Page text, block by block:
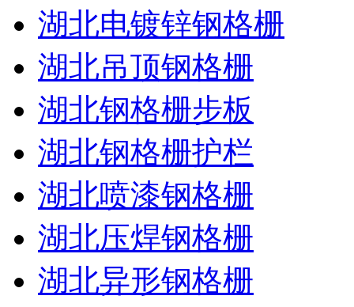
湖北电镀锌钢格栅
湖北吊顶钢格栅
湖北钢格栅步板
湖北钢格栅护栏
湖北喷漆钢格栅
湖北压焊钢格栅
湖北异形钢格栅